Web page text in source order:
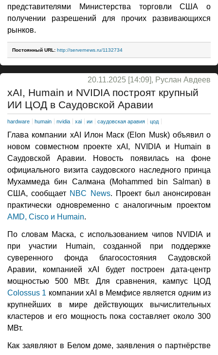
представителями Министерства торговли США о
получении разрешений для прочих развивающихся
рынков.
Постоянный URL: http://servernews.ru/1132734
20.11.2025 [14:09], Руслан Авдеев
xAI, Humain и NVIDIA построят крупный
ИИ ЦОД в Саудовской Аравии
hardware humain nvidia xai ии саудовская аравия цод
Глава компании xAI Илон Маск (Elon Musk) объявил о
новом совместном проекте xAI, NVIDIA и Humain в
Саудовской Аравии. Новость появилась на фоне
официального визита саудовского наследного принца
Мухаммеда бин Салмана (Mohammed bin Salman) в
США, сообщает NBC News. Проект был анонсирован
практически одновременно с аналогичным проектом
AMD, Cisco и Humain.
По словам Маска, с использованием чипов NVIDIA и
при участии Humain, созданной при поддержке
суверенного фонда благосостояния Саудовской
Аравии, компанией xAI будет построен дата-центр
мощностью 500 МВт. Для сравнения, кампус ЦОД
Colossus 1 компании xAI в Мемфисе является одним из
крупнейших в мире действующих вычислительных
кластеров и его мощность пока составляет около 300
МВт.
Как заявляют в Белом доме, заявления о партнёрстве